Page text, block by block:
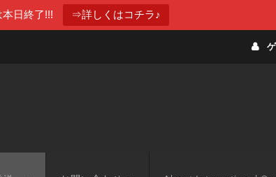
本日終了!!! ⇒詳しくはコチラ♪